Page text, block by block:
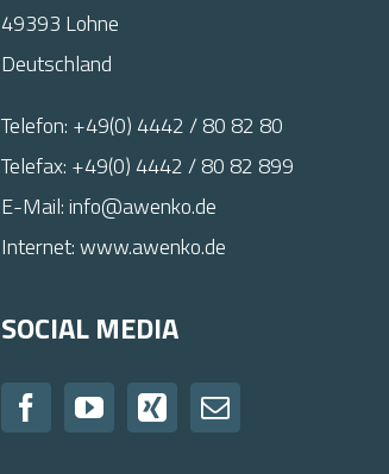
49393 Lohne
Deutschland
Telefon: +49(0) 4442 / 80 82 80
Telefax: +49(0) 4442 / 80 82 899
E-Mail:info@awenko.de
Internet: www.awenko.de
SOCIAL MEDIA